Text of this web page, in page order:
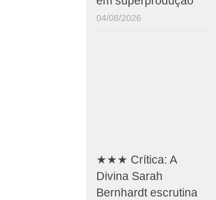
04/08/2026
★★★ Crítica: A
Divina Sarah
Bernhardt escrutina